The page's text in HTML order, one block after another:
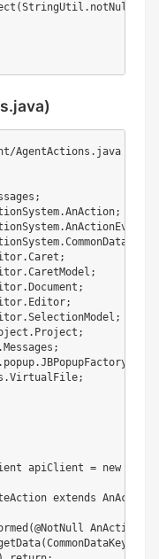
(StringUtil . notNullize
AgentActions.java
;
.AnAction;
.AnActionEvent
.CommonDataKeys
.Caret ;
.CaretModel ;
. Document ;
. Editor;
.SelectionModel ;
. Project ;
. Messages ;
. popup.JBPopupFactory
.VirtualFile;
apiClient = new
extends AnAction
(@NotNull
(CommonDataKeys